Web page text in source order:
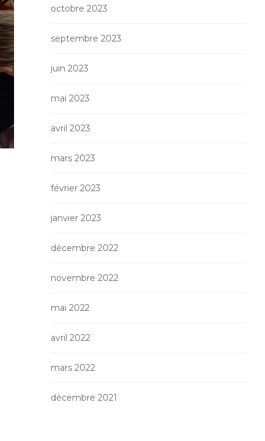
octobre 2023
septembre 2023
juin 2023
mai 2023
avril 2023
mars 2023
février 2023
janvier 2023
décembre 2022
novembre 2022
mai 2022
avril 2022
mars 2022
décembre 2021